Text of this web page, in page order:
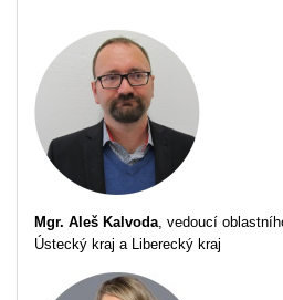
Mgr. Aleš Kalvoda, vedoucí
Ústecký kraj a Liberecký kraj